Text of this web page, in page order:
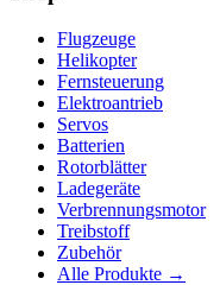
Flugzeuge
Helikopter
Fernsteuerung
Elektroantrieb
Servos
Batterien
Rotorblätter
Ladegeräte
Verbrennungsmotor
Treibstoff
Zubehör
Alle Produkte →